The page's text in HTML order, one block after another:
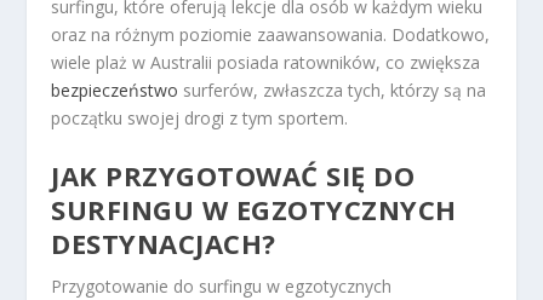
surfingu, które oferują lekcje dla osób w każdym wieku
oraz na różnym poziomie zaawansowania. Dodatkowo,
wiele plaż w Australii posiada ratowników, co zwiększa
bezpieczeństwo surferów, zwłaszcza tych, którzy są na
początku swojej drogi z tym sportem.
JAK PRZYGOTOWAĆ SIĘ DO
SURFINGU W EGZOTYCZNYCH
DESTYNACJACH?
Przygotowanie do surfingu w egzotycznych